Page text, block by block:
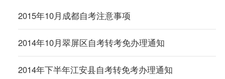
2015年10月成都自考注意事项
2014年10月翠屏区自考转考免办理通知
2014年下半年江安县自考转免考办理通知